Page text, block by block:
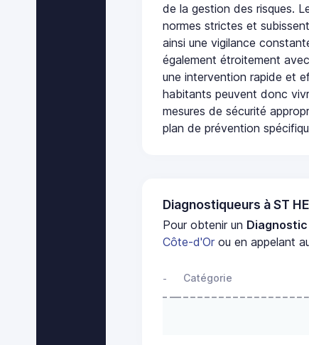
de la gestion des risques.
normes strictes et
ainsi une vigilance
également étroitement
une intervention rapide et
habitants peuvent donc
mesures de sécurité
plan de prévention
Diagnostiqueurs à ST
Pour obtenir un Diagnostic
Côte-d'Or ou en appelant
- Catégorie